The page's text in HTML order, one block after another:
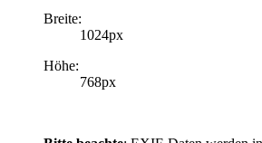
Breite:
1024px
Höhe:
768px